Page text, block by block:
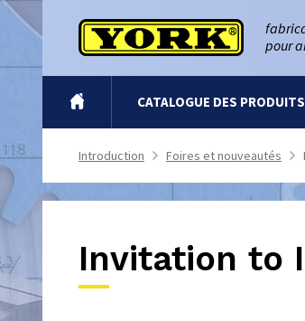
pour
INTRO CATALOGUE DES PRODUITS
Introduction Foires et nouveautés
Invitation to